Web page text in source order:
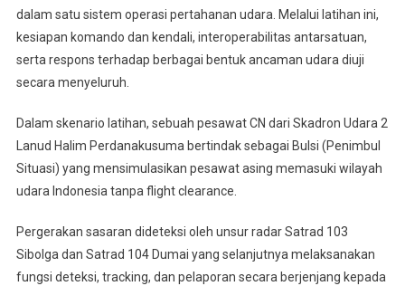
dalam satu sistem operasi pertahanan udara. Melalui latihan ini,
kesiapan komando dan kendali, interoperabilitas antarsatuan,
serta respons terhadap berbagai bentuk ancaman udara diuji
secara menyeluruh.
Dalam skenario latihan, sebuah pesawat CN dari Skadron Udara 2
Lanud Halim Perdanakusuma bertindak sebagai Bulsi (Penimbul
Situasi) yang mensimulasikan pesawat asing memasuki wilayah
udara Indonesia tanpa flight clearance.
Pergerakan sasaran dideteksi oleh unsur radar Satrad 103
Sibolga dan Satrad 104 Dumai yang selanjutnya melaksanakan
fungsi deteksi, tracking, dan pelaporan secara berjenjang kepada